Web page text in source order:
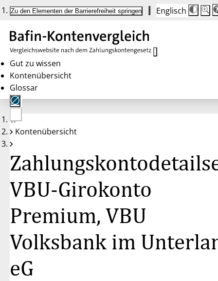
Zu den Elementen der Barrierefreiheit springen Englisch
Die
auf
100%
100%
Gut zu wissen
Kontenübersicht
Glossar
Keine
Konten
Kontenübersicht
VBU-Girokonto
Premium, VBU
Volksbank im
eG